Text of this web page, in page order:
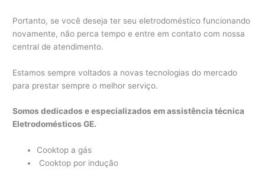
Portanto, se você deseja ter seu eletrodoméstico funcionando
novamente, não perca tempo e entre em contato com nossa
central de atendimento.
Estamos sempre voltados a novas tecnologias do mercado
para prestar sempre o melhor serviço.
Somos dedicados e especializados em assistência técnica
Eletrodomésticos GE.
Cooktop a gás
Cooktop por indução